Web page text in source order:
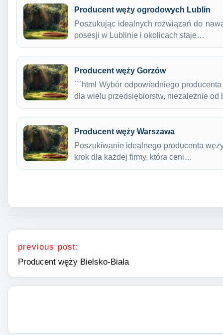
Producent węży ogrodowych Lublin
Poszukując idealnych rozwiązań do
posesji w Lublinie i okolicach staje…
Producent węży Gorzów
```html Wybór odpowiedniego
dla wielu przedsiębiorstw, niezależnie od
Producent węży Warszawa
Poszukiwanie idealnego producenta
krok dla każdej firmy, która ceni…
Nawigacja wpisu
previous post:
Producent węży Bielsko-Biała